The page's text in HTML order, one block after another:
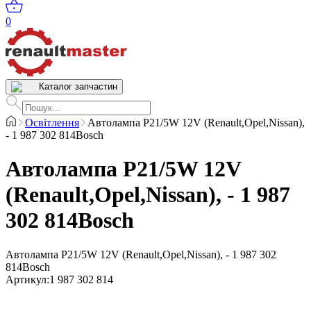
0
Каталог запчастин
Освітлення
Автолампа P21/5W 12V (Renault,Opel,Nissan),
- 1 987 302 814Bosch
Автолампа P21/5W 12V
(Renault,Opel,Nissan), - 1 987
302 814Bosch
Автолампа P21/5W 12V (Renault,Opel,Nissan), - 1 987 302
814Bosch
Артикул:1 987 302 814